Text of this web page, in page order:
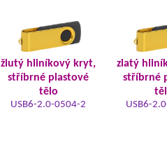
žlutý hliníkový kryt,
stříbrné plastové
tělo
USB6-2.0-0504-2
zlatý
stříbrné
USB6-